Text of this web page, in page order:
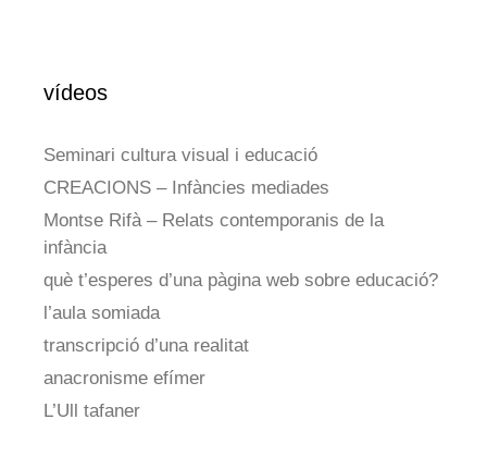
vídeos
Seminari cultura visual i educació
CREACIONS – Infàncies mediades
Montse Rifà – Relats contemporanis de la
infància
què t’esperes d’una pàgina web sobre educació?
l’aula somiada
transcripció d’una realitat
anacronisme efímer
L’Ull tafaner